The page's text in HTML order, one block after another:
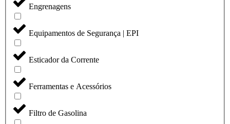
Engrenagens
Equipamentos de Segurança | EPI
Esticador da Corrente
Ferramentas e Acessórios
Filtro de Gasolina